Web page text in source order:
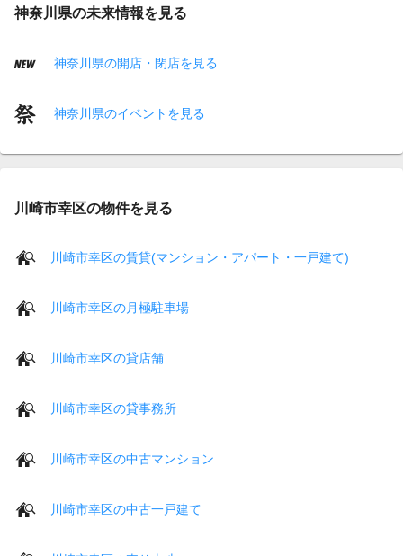
神奈川県の未来情報を見る
神奈川県の開店・閉店を見る
神奈川県のイベントを見る
川崎市幸区の物件を見る
川崎市幸区の賃貸(マンション・アパート・一戸建て)
川崎市幸区の月極駐車場
川崎市幸区の貸店舗
川崎市幸区の貸事務所
川崎市幸区の中古マンション
川崎市幸区の中古一戸建て